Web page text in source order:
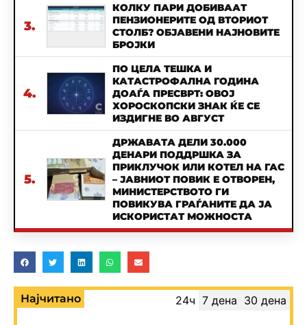
3.
КОЛКУ ПАРИ ДОБИВААТ
ПЕНЗИОНЕРИТЕ ОД ВТОРИОТ
СТОЛБ? ОБЈАВЕНИ НАЈНОВИТЕ
БРОЈКИ
4.
ПО ЦЕЛА ТЕШКА И
КАТАСТРОФАЛНА ГОДИНА
ДОАЃА ПРЕСВРТ: ОВОЈ
ХОРОСКОПСКИ ЗНАК ЌЕ СЕ
ИЗДИГНЕ ВО АВГУСТ
5.
ДРЖАВАТА ДЕЛИ 30.000
ДЕНАРИ ПОДДРШКА ЗА
ПРИКЛУЧОК ИЛИ КОТЕЛ НА ГАС
– ЈАВНИОТ ПОВИК Е ОТВОРЕН,
МИНИСТЕРСТВОТО ГИ
ПОВИКУВА ГРАЃАНИТЕ ДА ЈА
ИСКОРИСТАТ МОЖНОСТА
Најчитано 24ч 7 дена 30 дена